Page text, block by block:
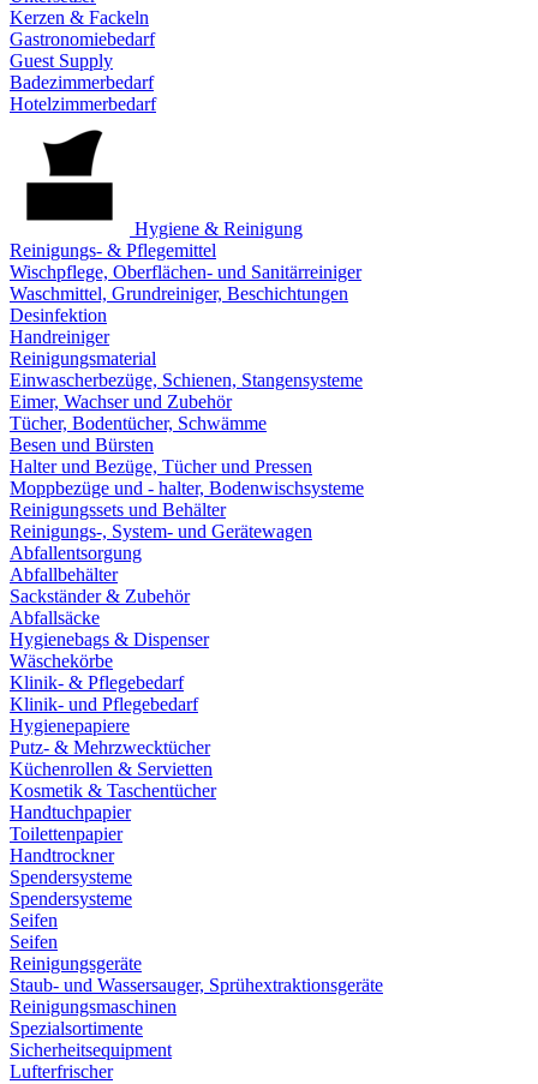
Kerzen & Fackeln
Gastronomiebedarf
Guest Supply
Badezimmerbedarf
Hotelzimmerbedarf
Hygiene & Reinigung
Reinigungs- & Pflegemittel
Wischpflege, Oberflächen- und Sanitärreiniger
Waschmittel, Grundreiniger, Beschichtungen
Desinfektion
Handreiniger
Reinigungsmaterial
Einwascherbezüge, Schienen, Stangensysteme
Eimer, Wachser und Zubehör
Tücher, Bodentücher, Schwämme
Besen und Bürsten
Halter und Bezüge, Tücher und Pressen
Moppbezüge und - halter, Bodenwischsysteme
Reinigungssets und Behälter
Reinigungs-, System- und Gerätewagen
Abfallentsorgung
Abfallbehälter
Sackständer & Zubehör
Abfallsäcke
Hygienebags & Dispenser
Wäschekörbe
Klinik- & Pflegebedarf
Klinik- und Pflegebedarf
Hygienepapiere
Putz- & Mehrzwecktücher
Küchenrollen & Servietten
Kosmetik & Taschentücher
Handtuchpapier
Toilettenpapier
Handtrockner
Spendersysteme
Spendersysteme
Seifen
Seifen
Reinigungsgeräte
Staub- und Wassersauger, Sprühextraktionsgeräte
Reinigungsmaschinen
Spezialsortimente
Sicherheitsequipment
Lufterfrischer